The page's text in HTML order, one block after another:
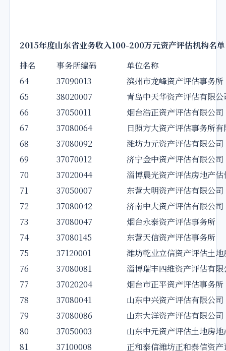
2015年度山东省业务收入100-200万元资产评估机构名单
排名
事务所编码
单位名称
64
37090013
滨州市龙峰资产评估事务所
65
38020007
青岛中天华资产评估有限公
66
37050011
烟台浩正资产评估有限公司
67
37080064
日照方大资产评估事务所
68
37080092
潍坊力元资产评估有限公司
69
37070012
济宁金中资产评估有限公司
70
37020044
淄博晨光资产评估房地产
71
37050007
东营大明资产评估有限公司
72
37080042
济南中大资产评估有限公司
73
37080047
烟台永泰资产评估事务所
74
37080145
东营天信资产评估事务所
75
37120001
潍坊乾业立信资产评估土
76
37080081
淄博瑞丰四维资产评估有限
77
37020204
烟台市正平资产评估事务所
78
37080041
山东中兴资产评估有限公司
79
37080086
山东大洋资产评估有限公司
80
37050003
山东中元资产评估土地房
81
37100008 正和泰信潍坊正和泰信资